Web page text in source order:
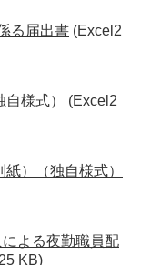
る届出書 (Excel2
様式）
(Excel2
）（独自様式）
よる夜勤職員配
KB)